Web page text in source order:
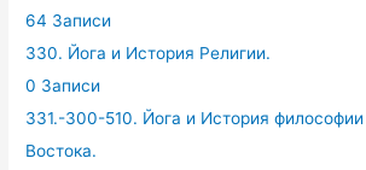
64 Записи
330. Йога и История Религии.
0 Записи
331.-300-510. Йога и История философии
Востока.